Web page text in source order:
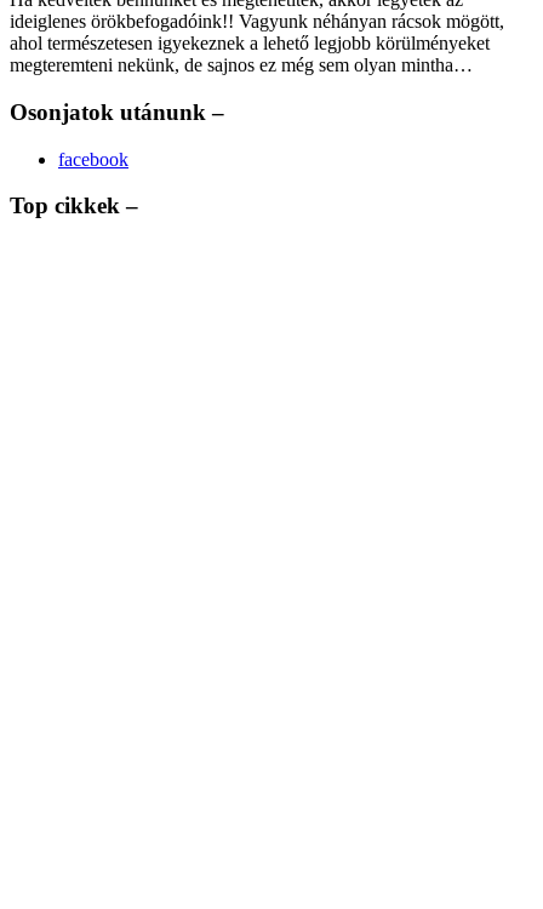
ideiglenes örökbefogadóink!! Vagyunk néhányan rácsok mögött,
ahol természetesen igyekeznek a lehető legjobb körülményeket
megteremteni nekünk, de sajnos ez még sem olyan mintha…
Osonjatok utánunk –
facebook
Top cikkek –